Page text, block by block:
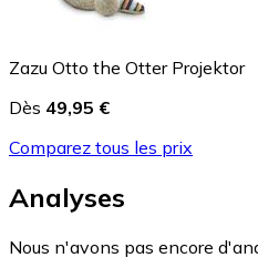
Zazu Otto the Otter Projektor
Dès 49,95 €
Comparez tous les prix
Analyses
Nous n'avons pas encore